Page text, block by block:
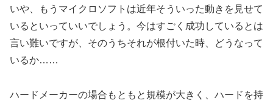
いや、もうマイクロソフトは近年そういった動きを見せて
いるといっていいでしょう。今はすごく成功しているとは
言い難いですが、そのうちそれが根付いた時、どうなって
いるか……
ハードメーカーの場合もともと規模が大きく、ハードを持